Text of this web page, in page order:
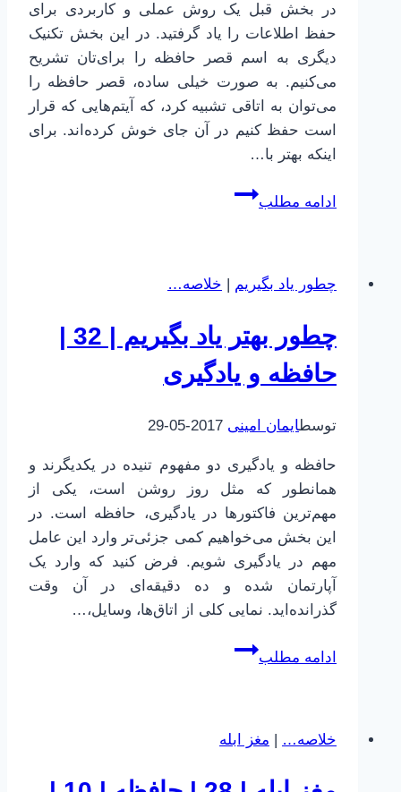
در بخش قبل یک روش عملی و کاربردی برای
حفظ اطلاعات را یاد گرفتید. در این بخش تکنیک
دیگری به اسم قصر حافظه را برای‌تان تشریح
می‌کنیم. به صورت خیلی ساده، قصر حافظه را
می‌توان به اتاقی تشبیه کرد، که آیتم‌هایی که قرار
است حفظ کنیم در آن جای خوش کرده‌اند. برای
اینکه بهتر با…
ادامه مطلب
چطور
|
|
قصر
حافظه
چطور یاد بگیریم خلاصه…
چطور بهتر یاد بگیریم | 32 |
حافظه و یادگیری
توسطایمان امینی 2017-05-29
حافظه و یادگیری دو مفهوم تنیده در یکدیگرند و
همانطور که مثل روز روشن است، یکی از
مهم‌ترین فاکتورها در یادگیری، حافظه است. در
این بخش می‌خواهیم کمی جزئی‌تر وارد این عامل
مهم در یادگیری شویم. فرض کنید که وارد یک
آپارتمان شده و ده دقیقه‌ای در آن وقت
گذرانده‌اید. نمایی کلی از اتاق‌ها، وسایل،…
ادامه مطلب
چطور
|
خلاصه… | مغز ابله